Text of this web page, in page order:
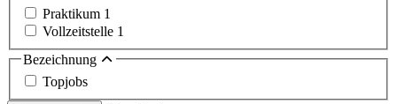
Praktikum 1
Vollzeitstelle 1
Bezeichnung
Topjobs